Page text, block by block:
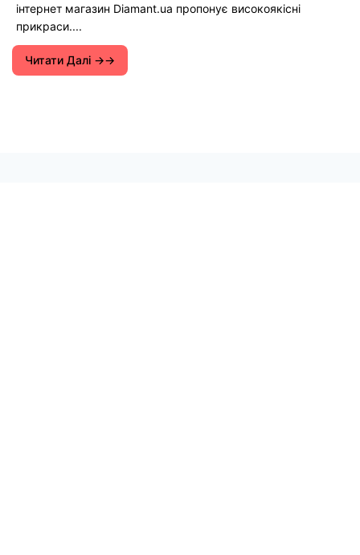
інтернет магазин Diamant.ua пропонує високоякісні
прикраси....
Читати Далі →